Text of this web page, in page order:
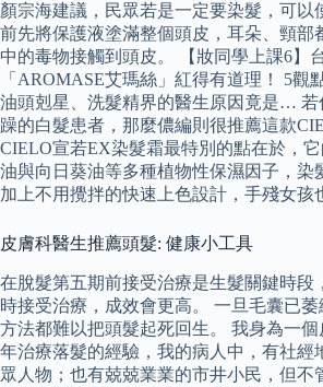
顏宗海建議，民眾若是一定要染髮，可以
前先將保護液塗滿整個頭皮，耳朵、頸部
中的毒物接觸到頭皮。 【妝同學上課6】
「AROMASE艾瑪絲」紅得有道理！ 5觀
油頭剋星、洗髮精界的醫生原因竟是… 若
躁的白髮患者，那麼儂編則很推薦這款
CIELO宣若EX染髮霜最特別的點在於，
油與向日葵油等多種植物性保濕因子，染
加上不用攪拌的快速上色設計，手殘女孩
皮膚科醫生推薦頭髮: 健康小工具
在脫髮第五期前接受治療是生髮關鍵時段
時接受治療，成效會更高。 一旦毛囊已
方法都難以把頭髮起死回生。 我身為一
年治療落髮的經驗，我的病人中，有社經
眾人物；也有兢兢業業的市井小民，但不